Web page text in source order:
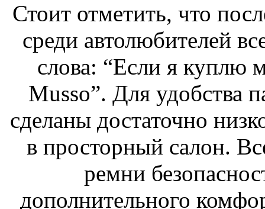
Стоит отметить, что
среди автолюбителей
слова: “Если я куплю
Musso”. Для удобства
сделаны достаточно
в просторный салон.
ремни
дополнительного